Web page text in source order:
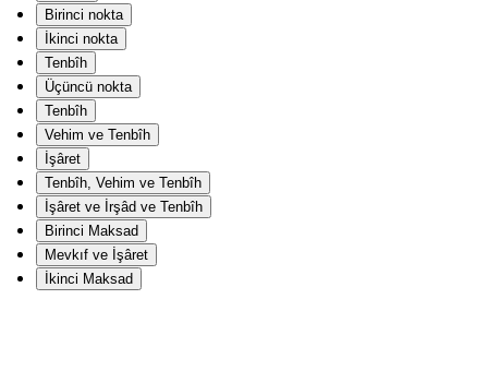
Birinci nokta
İkinci nokta
Tenbîh
Üçüncü nokta
Tenbîh
Vehim ve Tenbîh
İşâret
Tenbîh, Vehim ve Tenbîh
İşâret ve İrşâd ve Tenbîh
Birinci Maksad
Mevkıf ve İşâret
İkinci Maksad